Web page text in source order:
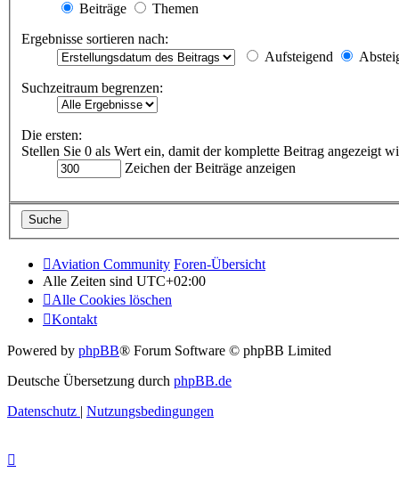
Beiträge
Themen
Ergebnisse sortieren nach:
Aufsteigend
Suchzeitraum begrenzen:
Die ersten:
Stellen Sie 0 als Wert ein, damit der komplette Beitrag angezeigt
Zeichen der Beiträge anzeigen
Aviation Community Foren-Übersicht
Alle Zeiten sind UTC+02:00
Alle Cookies löschen
Kontakt
Powered by phpBB® Forum Software © phpBB Limited
Deutsche Übersetzung durch phpBB.de
Datenschutz | Nutzungsbedingungen